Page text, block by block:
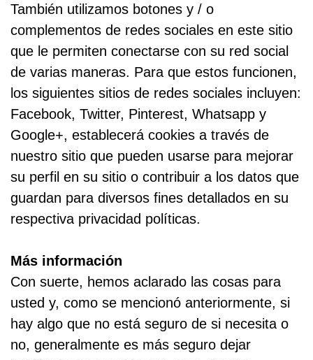
También utilizamos botones y / o
complementos de redes sociales en este sitio
que le permiten conectarse con su red social
de varias maneras. Para que estos funcionen,
los siguientes sitios de redes sociales incluyen:
Facebook, Twitter, Pinterest, Whatsapp y
Google+, establecerá cookies a través de
nuestro sitio que pueden usarse para mejorar
su perfil en su sitio o contribuir a los datos que
guardan para diversos fines detallados en su
respectiva privacidad políticas.
Más información
Con suerte, hemos aclarado las cosas para
usted y, como se mencionó anteriormente, si
hay algo que no está seguro de si necesita o
no, generalmente es más seguro dejar